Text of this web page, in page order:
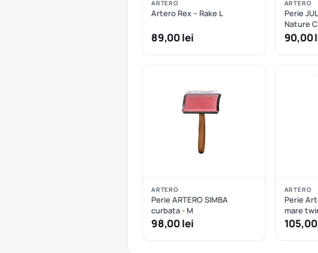
ARTERO
Artero Rex – Rake L
89,00 lei
ARTERO
Perie
Nature
L
90,00
ARTERO
Perie ARTERO SIMBA
curbata - M
98,00 lei
ARTERO
Perie
mare